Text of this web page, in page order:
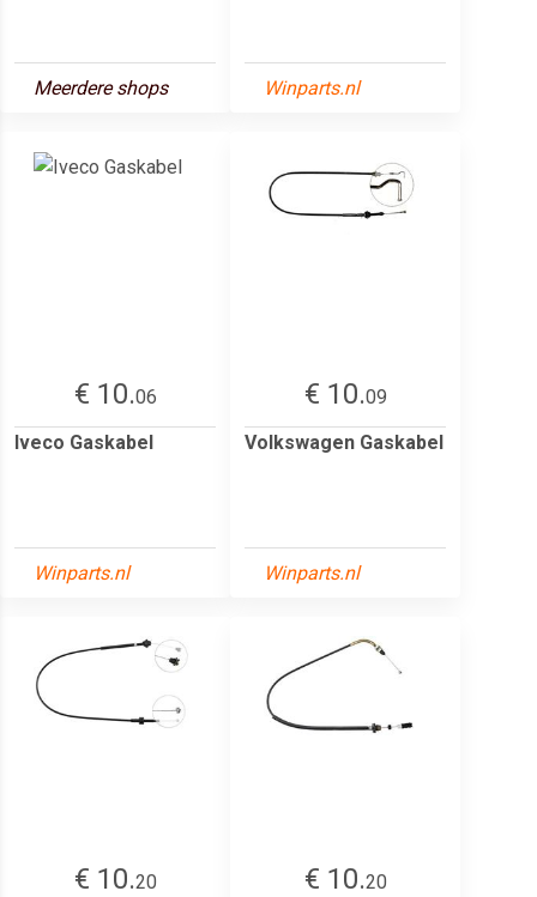
Meerdere shops Winparts.nl
€ 10.06
Iveco Gaskabel
Winparts.nl
€ 10.09
Volkswagen Gaskabel
Winparts.nl
€ 10.20
€ 10.20